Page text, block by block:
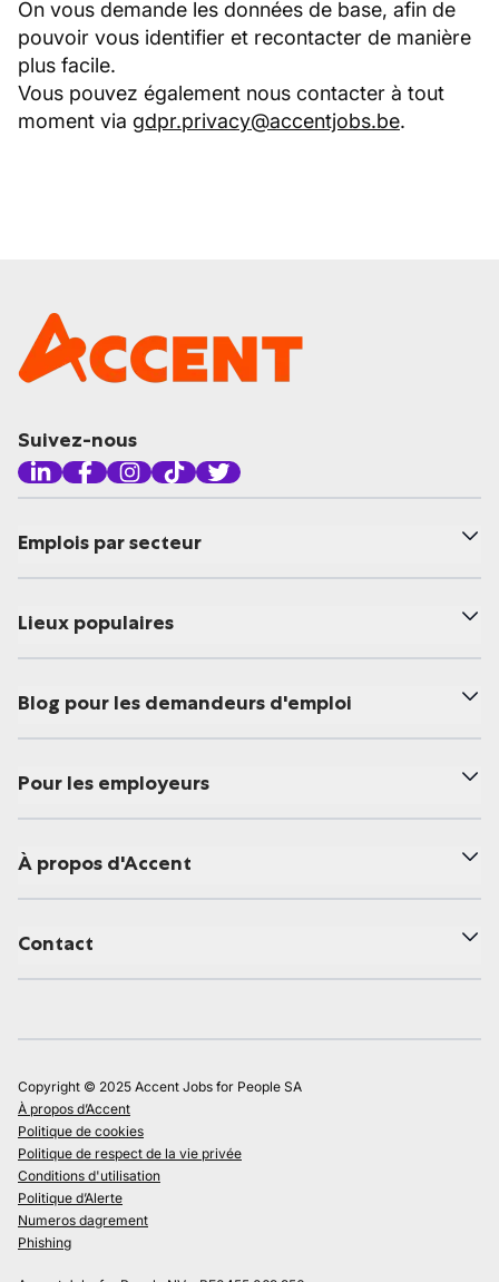
On vous demande les données de base, afin de
pouvoir vous identifier et recontacter de manière
plus facile.
Vous pouvez également nous contacter à tout
moment via gdpr.privacy@accentjobs.be.
Suivez-nous
Emplois par secteur
Lieux populaires
Blog pour les demandeurs d'emploi
Pour les employeurs
À propos d'Accent
Contact
Copyright © 2025 Accent Jobs for People SA
À propos d’Accent
Politique de cookies
Politique de respect de la vie privée
Conditions d'utilisation
Politique d’Alerte
Numeros dagrement
Phishing